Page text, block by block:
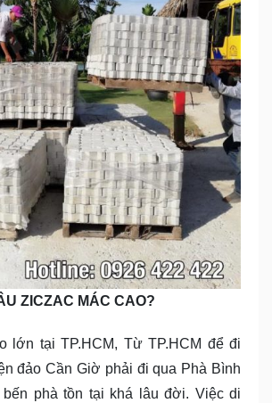
ZICZAC MÁC CAO?
lớn tại TP.HCM, Từ TP.HCM để đi
đảo Cần Giờ phải đi qua Phà Bình
phà tồn tại khá lâu đời. Việc di